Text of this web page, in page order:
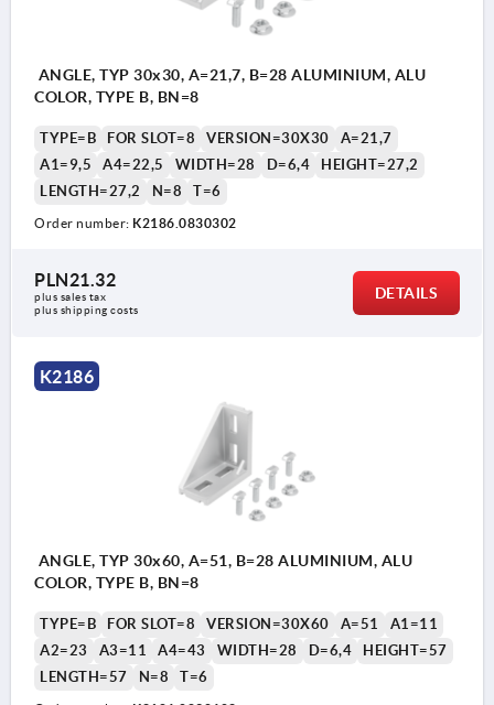
ANGLE, TYP 30x30, A=21,7, B=28 ALUMINIUM, ALU
COLOR, TYPE B, BN=8
TYPE=B FOR SLOT=8 VERSION=30X30
A=21,7
A1=9,5
A4=22,5 WIDTH=28 D=6,4
HEIGHT=27,2
LENGTH=27,2
N=8 T=6
Order number: K2186.0830302
PLN21.32
plus sales tax
plus shipping costs
DETAILS
K2186
ANGLE, TYP 30x60, A=51, B=28 ALUMINIUM, ALU
COLOR, TYPE B, BN=8
TYPE=B FOR SLOT=8 VERSION=30X60 A=51
A1=11
A2=23
A3=11 A4=43 WIDTH=28 D=6,4
HEIGHT=57
LENGTH=57
N=8 T=6